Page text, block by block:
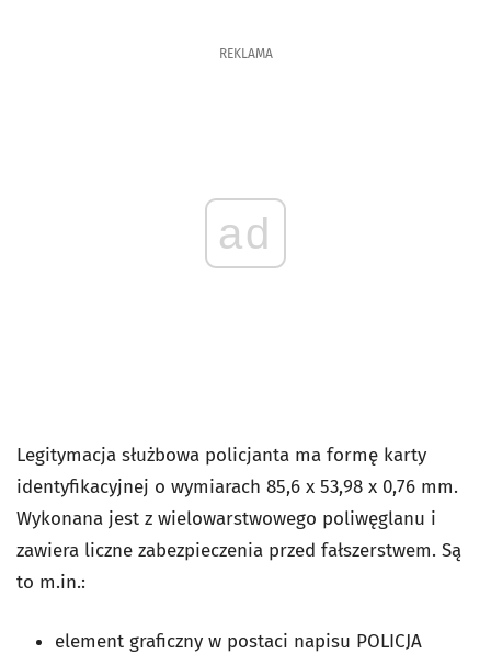
REKLAMA
ad
Legitymacja służbowa policjanta ma formę karty
identyfikacyjnej o wymiarach 85,6 x 53,98 x 0,76 mm.
Wykonana jest z wielowarstwowego poliwęglanu i
zawiera liczne zabezpieczenia przed fałszerstwem. Są
to m.in.:
element graficzny w postaci napisu POLICJA